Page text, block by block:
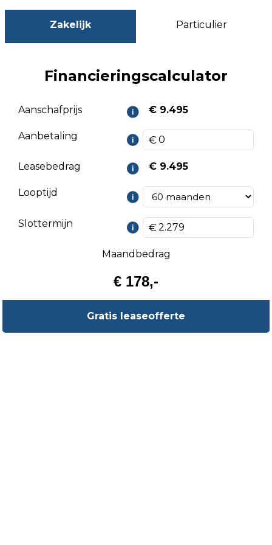
Zakelijk Particulier
Financieringscalculator
Aanschafprijs € 9.495
Aanbetaling
Leasebedrag € 9.495
Looptijd
Slottermijn
Maandbedrag
€ 178,-
Gratis leaseofferte